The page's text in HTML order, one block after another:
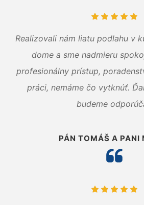
Realizovali nám liatu podlahu v
dome a sme nadmieru
profesionálny prístup,
práci, nemáme čo vytknúť.
budeme
PÁN TOMÁŠ A PANI